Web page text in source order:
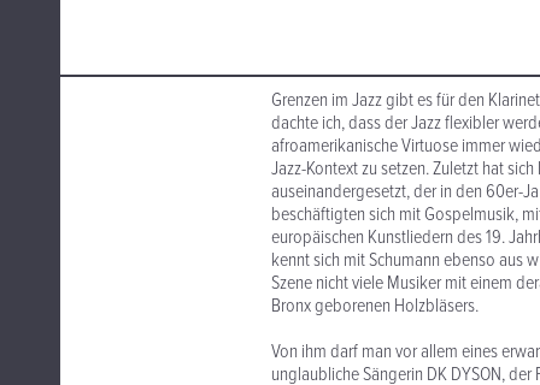
Grenzen im Jazz gibt es für den
dachte ich, dass der Jazz flexibler
afroamerikanische Virtuose immer
Jazz-Kontext zu setzen. Zuletzt hat
auseinandergesetzt, der in den 60er-
beschäftigten sich mit Gospelmusik,
europäischen Kunstliedern des 19.
kennt sich mit Schumann ebenso aus
Szene nicht viele Musiker mit einem
Bronx geborenen Holzbläsers.
Von ihm darf man vor allem eines
unglaubliche Sängerin DK DYSON, der